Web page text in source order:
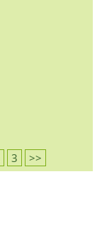
3 >>